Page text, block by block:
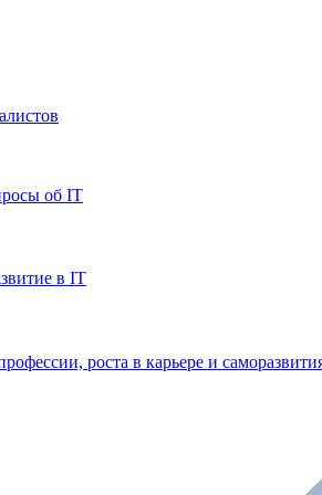
об IT
в IT
роста в карьере и